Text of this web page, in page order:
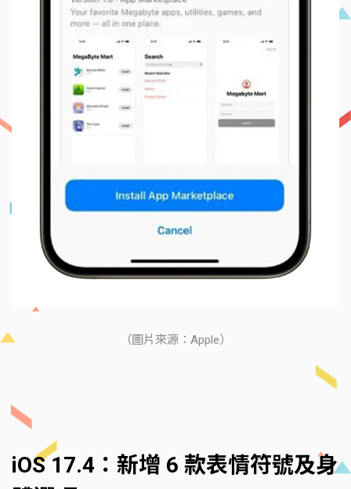
（圖片來源：Apple）
iOS 17.4：新增 6 款表情符號及身